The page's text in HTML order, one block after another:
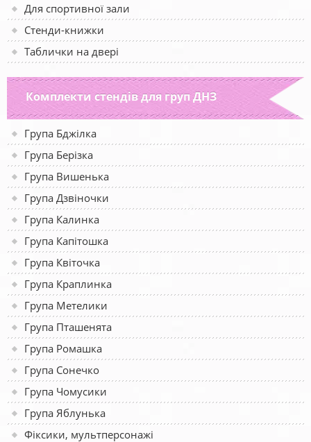
Для спортивної зали
Стенди-книжки
Таблички на двері
Комплекти стендів для груп ДНЗ
Група Бджілка
Група Берізка
Група Вишенька
Група Дзвіночки
Група Калинка
Група Капітошка
Група Квіточка
Група Краплинка
Група Метелики
Група Пташенята
Група Ромашка
Група Сонечко
Група Чомусики
Група Яблунька
Фіксики, мультперсонажі